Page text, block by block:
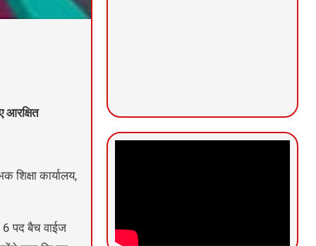
आरक्षित
शिक्षा कार्यालय,
पद बैच वाईज